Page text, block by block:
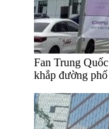
Fan Trung
khắp đường